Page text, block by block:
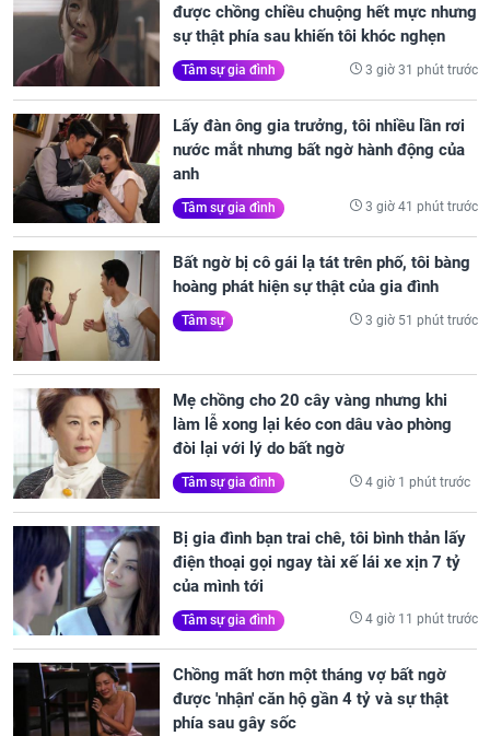
được chồng chiều chuộng hết mực nhưng
sự thật phía sau khiến tôi khóc nghẹn
Tâm sự gia đình 3 giờ 31 phút trước
Lấy đàn ông gia trưởng, tôi nhiều lần rơi
nước mắt nhưng bất ngờ hành động của
anh
Tâm sự gia đình 3 giờ 41 phút trước
Bất ngờ bị cô gái lạ tát trên phố, tôi bàng
hoàng phát hiện sự thật của gia đình
Tâm sự 3 giờ 51 phút trước
Mẹ chồng cho 20 cây vàng nhưng khi
làm lễ xong lại kéo con dâu vào phòng
đòi lại với lý do bất ngờ
Tâm sự gia đình 4 giờ 1 phút trước
Bị gia đình bạn trai chê, tôi bình thản lấy
điện thoại gọi ngay tài xế lái xe xịn 7 tỷ
của mình tới
Tâm sự gia đình 4 giờ 11 phút trước
Chồng mất hơn một tháng vợ bất ngờ
được 'nhận' căn hộ gần 4 tỷ và sự thật
phía sau gây sốc